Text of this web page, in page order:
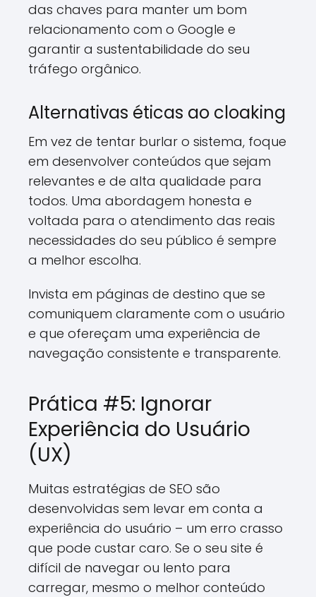
das chaves para manter um bom
relacionamento com o Google e
garantir a sustentabilidade do seu
tráfego orgânico.
Alternativas éticas ao cloaking
Em vez de tentar burlar o sistema, foque
em desenvolver conteúdos que sejam
relevantes e de alta qualidade para
todos. Uma abordagem honesta e
voltada para o atendimento das reais
necessidades do seu público é sempre
a melhor escolha.
Invista em páginas de destino que se
comuniquem claramente com o usuário
e que ofereçam uma experiência de
navegação consistente e transparente.
Prática #5: Ignorar
Experiência do Usuário
(UX)
Muitas estratégias de SEO são
desenvolvidas sem levar em conta a
experiência do usuário – um erro crasso
que pode custar caro. Se o seu site é
difícil de navegar ou lento para
carregar, mesmo o melhor conteúdo